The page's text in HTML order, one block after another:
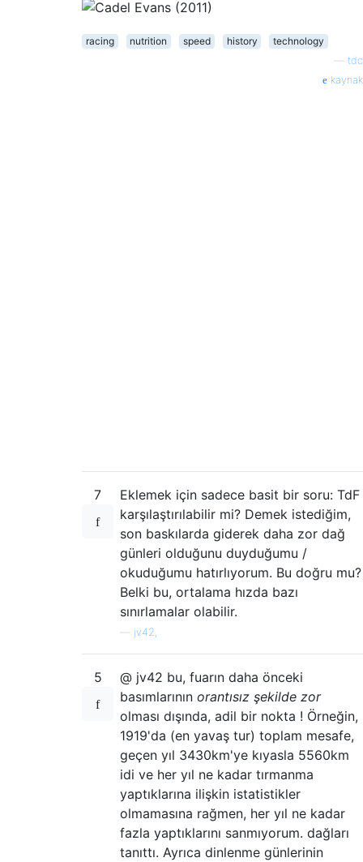
racing nutrition speed history
technology
tdc
kaynak
7
Eklemek için sadece basit bir soru: TdF
karşılaştırılabilir mi? Demek istediğim,
son baskılarda giderek daha zor dağ
günleri olduğunu duyduğumu /
okuduğumu hatırlıyorum. Bu doğru mu?
Belki bu, ortalama hızda bazı
sınırlamalar olabilir.
jv42,
5
@ jv42 bu, fuarın daha önceki
basımlarının orantısız şekilde zor
olması dışında, adil bir nokta ! Örneğin,
1919'da (en yavaş tur) toplam mesafe,
geçen yıl 3430km'ye kıyasla 5560km
idi ve her yıl ne kadar tırmanma
yaptıklarına ilişkin istatistikler
olmamasına rağmen, her yıl ne kadar
fazla yaptıklarını sanmıyorum. dağları
tanıttı. Ayrıca dinlenme günlerinin